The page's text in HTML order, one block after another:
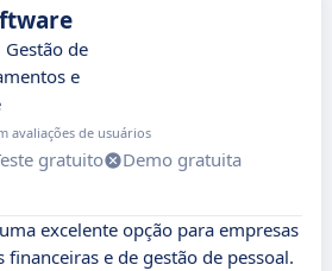
de
e
avaliações de usuários
gratuito
Demo gratuita
excelente opção para empresas
financeiras e de gestão de pessoal.